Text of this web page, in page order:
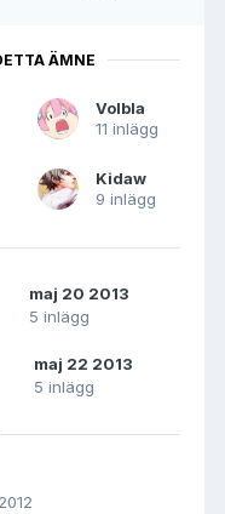
ÄMNE
Volbla
11 inlägg
Kidaw
9 inlägg
maj 20 2013
5 inlägg
maj 22 2013
5 inlägg